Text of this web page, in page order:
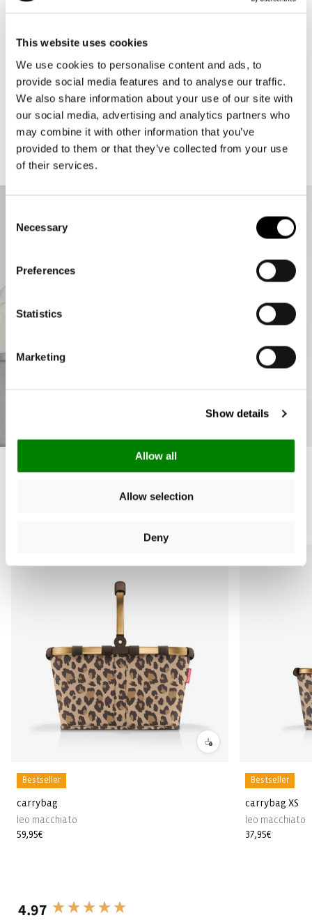
This website uses cookies
We use cookies to personalise content and ads, to
provide social media features and to analyse our traffic.
We also share information about your use of our site with
our social media, advertising and analytics partners who
may combine it with other information that you’ve
provided to them or that they’ve collected from your use
of their services.
Selection
Necessary
Preferences
Statistics
Marketing
Show details
Allow all
Allow selection
Deny
Elevato comfort d'uso: I manici con rivestimento morbido si
d'impatto
Manico con rivestimento morbido per la piegatura: In questo
modo il cestino può essere trasportato comodamente
nell'incavo del braccio o a mano e riposto facilmente in auto
1 scomparto interno con cerniera: Per riporre il cellulare, le
del 100%: Protegge dallo sporco e dall'umidità del pavimento
protezione dalle intemperie
Bestseller
carrybag
leo macchiato
Prezzo
59,95€
Bestseller
carrybag XS
leo macchiato
Prezzo
37,95€
4.97
New content loaded